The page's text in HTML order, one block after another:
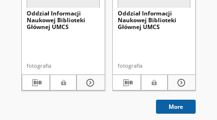
Oddział Informacji
Naukowej Biblioteki
Głównej UMCS
fotografia
Oddział Informacji
Naukowej Biblioteki
Głównej UMCS
fotografia
More